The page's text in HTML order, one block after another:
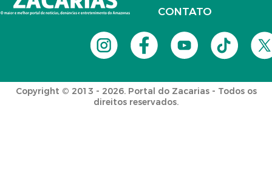
CONTATO
Copyright © 2013 - 2026. Portal do Zacarias - Todos os
direitos reservados.